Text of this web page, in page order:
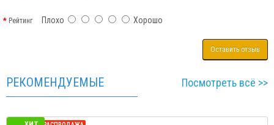
РейтингПлохо Хорошо
Оставить отзыв
РЕКОМЕНДУЕМЫЕ Посмотреть всё >>